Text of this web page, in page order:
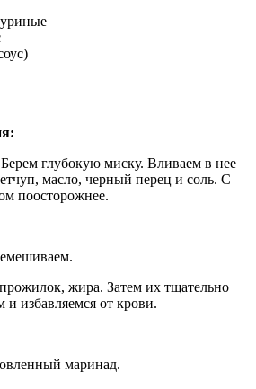
глубокую миску. Вливаем в нее
масло, черный перец и соль. С
поосторожнее.
жира. Затем их тщательно
избавляемся от крови.
маринад.